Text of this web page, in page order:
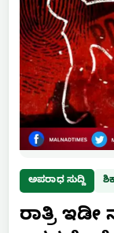
ಅಪರಾಧ ಸುದ್ದಿ
ರಾತ್ರಿ